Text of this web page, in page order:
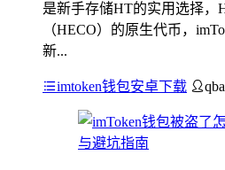
是新手存储HT的实用选择，
（HECO）的原生代币，
新...
imtoken钱包安卓下载